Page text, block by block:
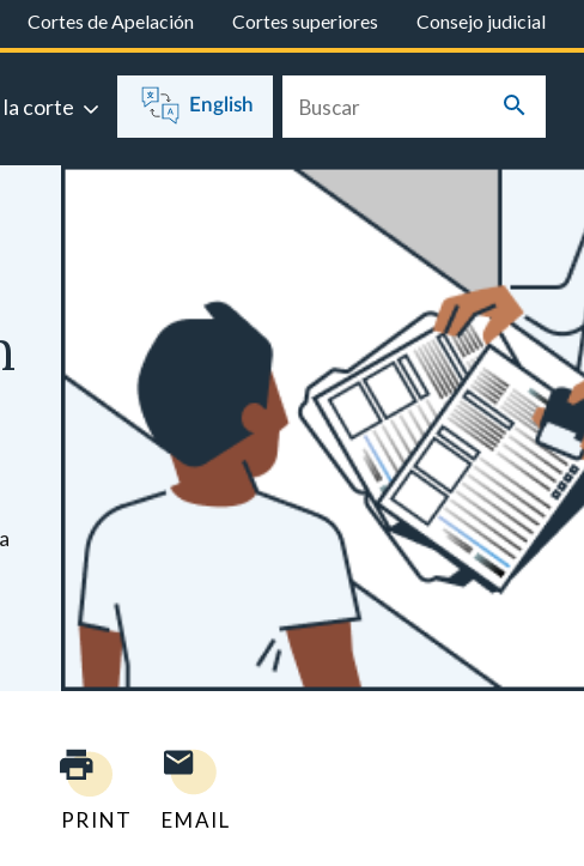
Cortes de Apelación Cortes superiores Consejo judicial
corte English
PRINT EMAIL